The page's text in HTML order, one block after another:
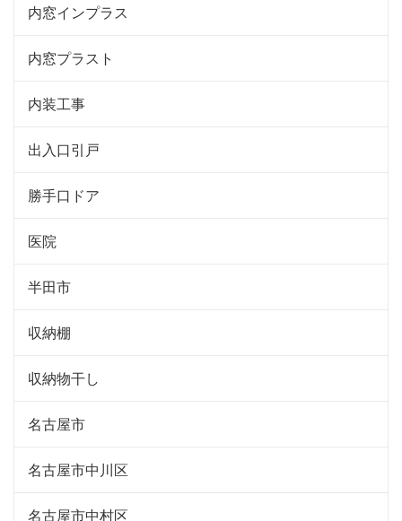
内窓インプラス
内窓プラスト
内装工事
出入口引戸
勝手口ドア
医院
半田市
収納棚
収納物干し
名古屋市
名古屋市中川区
名古屋市中村区